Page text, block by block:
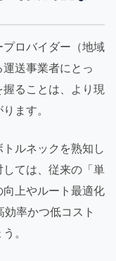
ロバイダー（地域
送事業者にとっ
ることは、より現
ます。
ルネックを熟知し
ては、従来の「単
上やルート最適化
効率かつ低コスト
。